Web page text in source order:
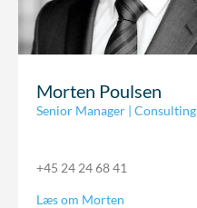
Morten Poulsen
Senior Manager | Consulting
+45 24 24 68 41
Læs om Morten